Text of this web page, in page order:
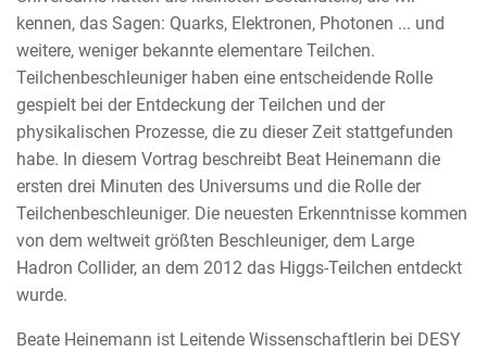
kennen, das Sagen: Quarks, Elektronen, Photonen ... und
weitere, weniger bekannte elementare Teilchen.
Teilchenbeschleuniger haben eine entscheidende Rolle
gespielt bei der Entdeckung der Teilchen und der
physikalischen Prozesse, die zu dieser Zeit stattgefunden
habe. In diesem Vortrag beschreibt Beat Heinemann die
ersten drei Minuten des Universums und die Rolle der
Teilchenbeschleuniger. Die neuesten Erkenntnisse kommen
von dem weltweit größten Beschleuniger, dem Large
Hadron Collider, an dem 2012 das Higgs-Teilchen entdeckt
wurde.
Beate Heinemann ist Leitende Wissenschaftlerin bei DESY